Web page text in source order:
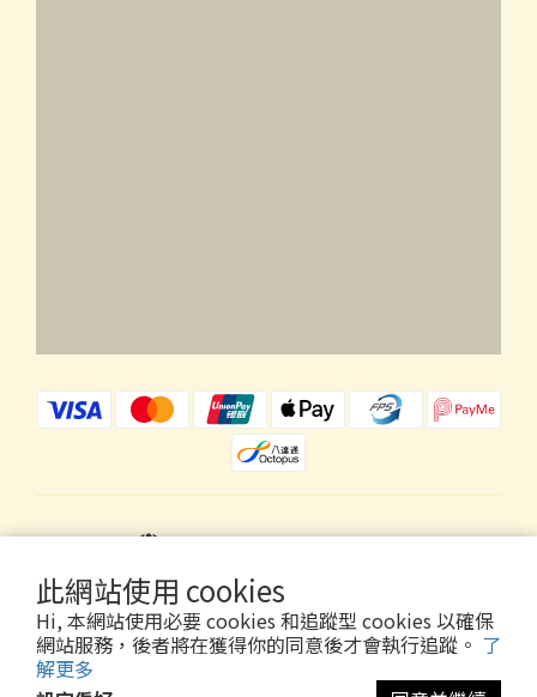
此網站使用 cookies
Hi, 本網站使用必要 cookies 和追蹤型 cookies 以確保
網站服務，後者將在獲得你的同意後才會執行追蹤。 了
解更多
$HKD 繁體中文